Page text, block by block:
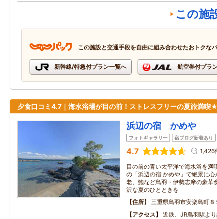
この施
この施設と交通手段を自由に組み合わせたおトクな
新幹線/特急付プラン一覧へ 航空券付プラ
夕食口コミ4.7｜海水浴場が目の前！ストレスフリーの夏旅満喫
浜辺の宿 かめや
フォトギャラリー 宿ブログ新着あり
4.7 1,426
目の前の青い太平洋で海水浴を満
の「浜辺の宿 かめや」で絶景に
老、鮑など鳥羽・伊勢志摩の豪華
沢な夏のひとときを
住所
三重県鳥羽市安楽島町８
アクセス
近鉄、JR鳥羽駅よ